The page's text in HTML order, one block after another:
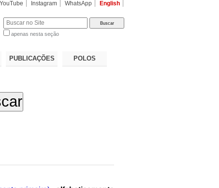
YouTube Instagram WhatsApp English
apenas nesta seção
PUBLICAÇÕES POLOS